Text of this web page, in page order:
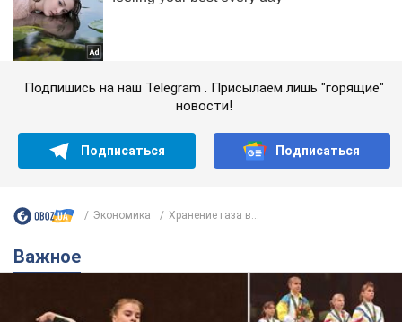
Подпишись на наш Telegram . Присылаем лишь "горящие"
новости!
Подписаться Подписаться
Экономика Хранение газа в...
Важное